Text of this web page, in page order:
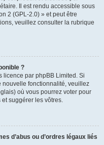
Il est rendu accessible sous
2 (GPL-2.0) » et peut être
veuillez consulter la rubrique
?
licence par phpBB Limited. Si
nouvelle fonctionnalité, veuillez
où vous pourrez voter pour
et suggérer les vôtres.
d’abus ou d’ordres légaux liés